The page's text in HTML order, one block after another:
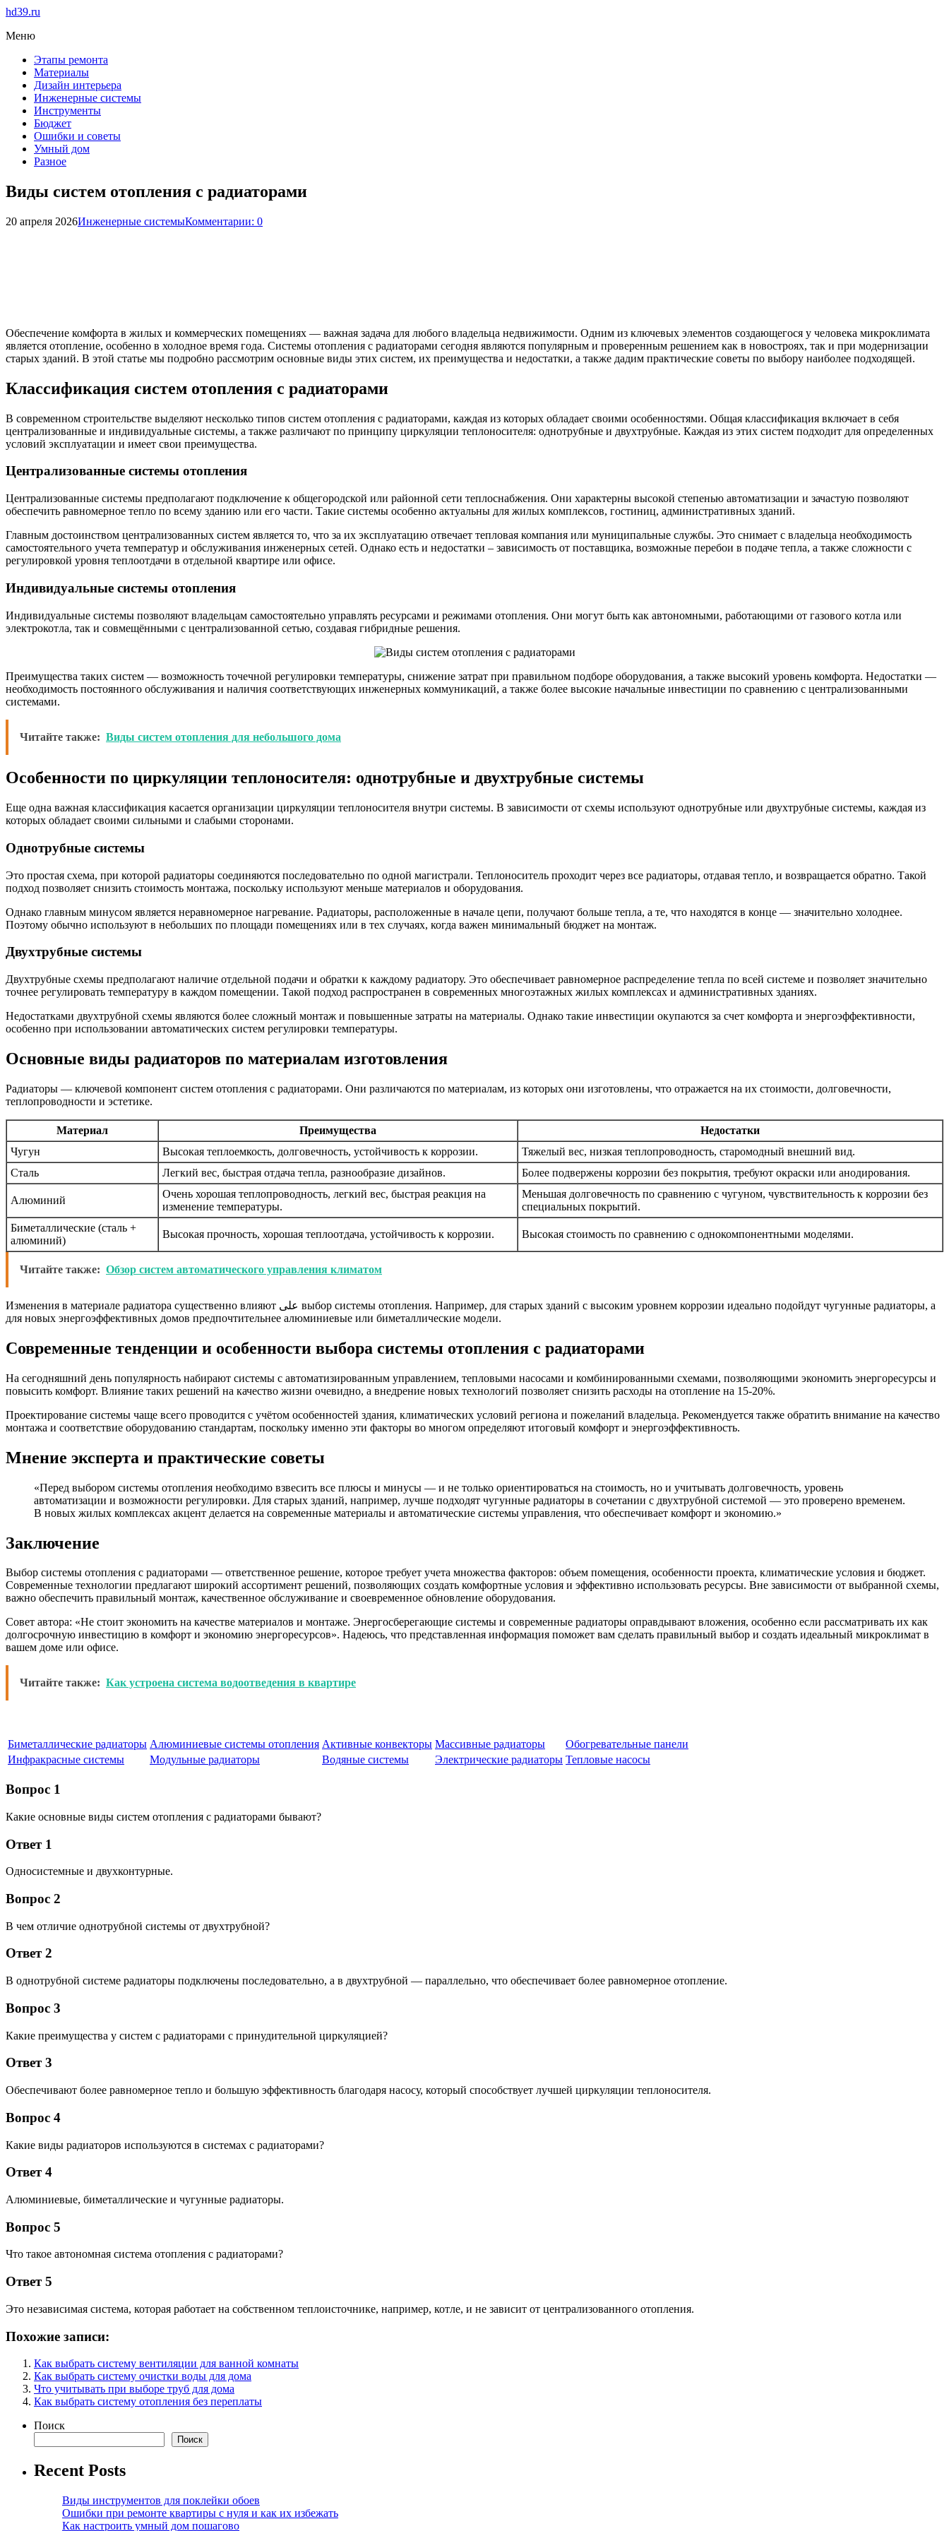
hd39.ru
Меню
Этапы ремонта
Материалы
Дизайн интерьера
Инженерные системы
Инструменты
Бюджет
Ошибки и советы
Умный дом
Разное
Виды систем отопления с радиаторами
20 апреля 2026Инженерные системыКомментарии: 0
Обеспечение комфорта в жилых и коммерческих помещениях — важная задача для любого владельца недвижимости. Одним из ключевых элементов создающегося у человека микроклимата
является отопление, особенно в холодное время года. Системы отопления с радиаторами сегодня являются популярным и проверенным решением как в новостроях, так и при модернизации
старых зданий. В этой статье мы подробно рассмотрим основные виды этих систем, их преимущества и недостатки, а также дадим практические советы по выбору наиболее подходящей.
Классификация систем отопления с радиаторами
В современном строительстве выделяют несколько типов систем отопления с радиаторами, каждая из которых обладает своими особенностями. Общая классификация включает в себя
централизованные и индивидуальные системы, а также различают по принципу циркуляции теплоносителя: однотрубные и двухтрубные. Каждая из этих систем подходит для определенных
условий эксплуатации и имеет свои преимущества.
Централизованные системы отопления
Централизованные системы предполагают подключение к общегородской или районной сети теплоснабжения. Они характерны высокой степенью автоматизации и зачастую позволяют
обеспечить равномерное тепло по всему зданию или его части. Такие системы особенно актуальны для жилых комплексов, гостиниц, административных зданий.
Главным достоинством централизованных систем является то, что за их эксплуатацию отвечает тепловая компания или муниципальные службы. Это снимает с владельца необходимость
самостоятельного учета температур и обслуживания инженерных сетей. Однако есть и недостатки – зависимость от поставщика, возможные перебои в подаче тепла, а также сложности с
регулировкой уровня теплоотдачи в отдельной квартире или офисе.
Индивидуальные системы отопления
Индивидуальные системы позволяют владельцам самостоятельно управлять ресурсами и режимами отопления. Они могут быть как автономными, работающими от газового котла или
электрокотла, так и совмещёнными с централизованной сетью, создавая гибридные решения.
Преимущества таких систем — возможность точечной регулировки температуры, снижение затрат при правильном подборе оборудования, а также высокий уровень комфорта. Недостатки —
необходимость постоянного обслуживания и наличия соответствующих инженерных коммуникаций, а также более высокие начальные инвестиции по сравнению с централизованными
системами.
Читайте также: Виды систем отопления для небольшого дома
Особенности по циркуляции теплоносителя: однотрубные и двухтрубные системы
Еще одна важная классификация касается организации циркуляции теплоносителя внутри системы. В зависимости от схемы используют однотрубные или двухтрубные системы, каждая из
которых обладает своими сильными и слабыми сторонами.
Однотрубные системы
Это простая схема, при которой радиаторы соединяются последовательно по одной магистрали. Теплоноситель проходит через все радиаторы, отдавая тепло, и возвращается обратно. Такой
подход позволяет снизить стоимость монтажа, поскольку используют меньше материалов и оборудования.
Однако главным минусом является неравномерное нагревание. Радиаторы, расположенные в начале цепи, получают больше тепла, а те, что находятся в конце — значительно холоднее.
Поэтому обычно используют в небольших по площади помещениях или в тех случаях, когда важен минимальный бюджет на монтаж.
Двухтрубные системы
Двухтрубные схемы предполагают наличие отдельной подачи и обратки к каждому радиатору. Это обеспечивает равномерное распределение тепла по всей системе и позволяет значительно
точнее регулировать температуру в каждом помещении. Такой подход распространен в современных многоэтажных жилых комплексах и административных зданиях.
Недостатками двухтрубной схемы являются более сложный монтаж и повышенные затраты на материалы. Однако такие инвестиции окупаются за счет комфорта и энергоэффективности,
особенно при использовании автоматических систем регулировки температуры.
Основные виды радиаторов по материалам изготовления
Радиаторы — ключевой компонент систем отопления с радиаторами. Они различаются по материалам, из которых они изготовлены, что отражается на их стоимости, долговечности,
теплопроводности и эстетике.
Материал Преимущества
Недостатки
Чугун
Высокая теплоемкость, долговечность, устойчивость к коррозии.
Тяжелый вес, низкая теплопроводность, старомодный внешний вид.
Сталь
Легкий вес, быстрая отдача тепла, разнообразие дизайнов. Более подвержены коррозии без покрытия, требуют окраски или анодирования.
Алюминий
Очень хорошая теплопроводность, легкий вес, быстрая реакция на
изменение температуры.
Меньшая долговечность по сравнению с чугуном, чувствительность к коррозии без
специальных покрытий.
Биметаллические (сталь +
алюминий)
Высокая прочность, хорошая теплоотдача, устойчивость к коррозии. Высокая стоимость по сравнению с однокомпонентными моделями.
Читайте также: Обзор систем автоматического управления климатом
Изменения в материале радиатора существенно влияют على выбор системы отопления. Например, для старых зданий с высоким уровнем коррозии идеально подойдут чугунные радиаторы, а
для новых энергоэффективных домов предпочтительнее алюминиевые или биметаллические модели.
Современные тенденции и особенности выбора системы отопления с радиаторами
На сегодняшний день популярность набирают системы с автоматизированным управлением, тепловыми насосами и комбинированными схемами, позволяющими экономить энергоресурсы и
повысить комфорт. Влияние таких решений на качество жизни очевидно, а внедрение новых технологий позволяет снизить расходы на отопление на 15-20%.
Проектирование системы чаще всего проводится с учётом особенностей здания, климатических условий региона и пожеланий владельца. Рекомендуется также обратить внимание на качество
монтажа и соответствие оборудованию стандартам, поскольку именно эти факторы во многом определяют итоговый комфорт и энергоэффективность.
Мнение эксперта и практические советы
«Перед выбором системы отопления необходимо взвесить все плюсы и минусы — и не только ориентироваться на стоимость, но и учитывать долговечность, уровень
автоматизации и возможности регулировки. Для старых зданий, например, лучше подходят чугунные радиаторы в сочетании с двухтрубной системой — это проверено временем.
В новых жилых комплексах акцент делается на современные материалы и автоматические системы управления, что обеспечивает комфорт и экономию.»
Заключение
Выбор системы отопления с радиаторами — ответственное решение, которое требует учета множества факторов: объем помещения, особенности проекта, климатические условия и бюджет.
Современные технологии предлагают широкий ассортимент решений, позволяющих создать комфортные условия и эффективно использовать ресурсы. Вне зависимости от выбранной схемы,
важно обеспечить правильный монтаж, качественное обслуживание и своевременное обновление оборудования.
Совет автора: «Не стоит экономить на качестве материалов и монтаже. Энергосберегающие системы и современные радиаторы оправдывают вложения, особенно если рассматривать их как
долгосрочную инвестицию в комфорт и экономию энергоресурсов». Надеюсь, что представленная информация поможет вам сделать правильный выбор и создать идеальный микроклимат в
вашем доме или офисе.
Читайте также: Как устроена система водоотведения в квартире
Биметаллические радиаторы Алюминиевые системы отопления Активные конвекторы Массивные радиаторы
Обогревательные панели
Инфракрасные системы
Модульные радиаторы Водяные системы Электрические радиаторы Тепловые насосы
Вопрос 1
Какие основные виды систем отопления с радиаторами бывают?
Ответ 1
Односистемные и двухконтурные.
Вопрос 2
В чем отличие однотрубной системы от двухтрубной?
Ответ 2
В однотрубной системе радиаторы подключены последовательно, а в двухтрубной — параллельно, что обеспечивает более равномерное отопление.
Вопрос 3
Какие преимущества у систем с радиаторами с принудительной циркуляцией?
Ответ 3
Обеспечивают более равномерное тепло и большую эффективность благодаря насосу, который способствует лучшей циркуляции теплоносителя.
Вопрос 4
Какие виды радиаторов используются в системах с радиаторами?
Ответ 4
Алюминиевые, биметаллические и чугунные радиаторы.
Вопрос 5
Что такое автономная система отопления с радиаторами?
Ответ 5
Это независимая система, которая работает на собственном теплоисточнике, например, котле, и не зависит от централизованного отопления.
Похожие записи:
Как выбрать систему вентиляции для ванной комнаты
Как выбрать систему очистки воды для дома
Что учитывать при выборе труб для дома
Как выбрать систему отопления без переплаты
Поиск
Поиск
Recent Posts
Виды инструментов для поклейки обоев
Ошибки при ремонте квартиры с нуля и как их избежать
Как настроить умный дом пошагово